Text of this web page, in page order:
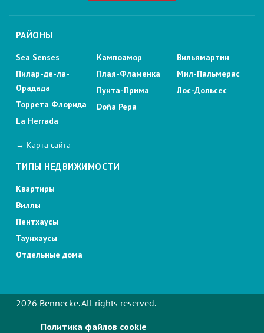
РАЙОНЫ
Sea Senses
Пилар-де-ла-
Орадада
Торрета Флорида
La Herrada
Кампоамор
Плая-Фламенка
Пунта-Прима
Doña Pepa
Вильямартин
Мил-Пальмерас
Лос-Дольсес
→ Карта сайта
ТИПЫ НЕДВИЖИМОСТИ
Квартиры
Виллы
Пентхаусы
Таунхаусы
Отдельные дома
2026 Bennecke. All rights reserved.
Политика файлов cookie